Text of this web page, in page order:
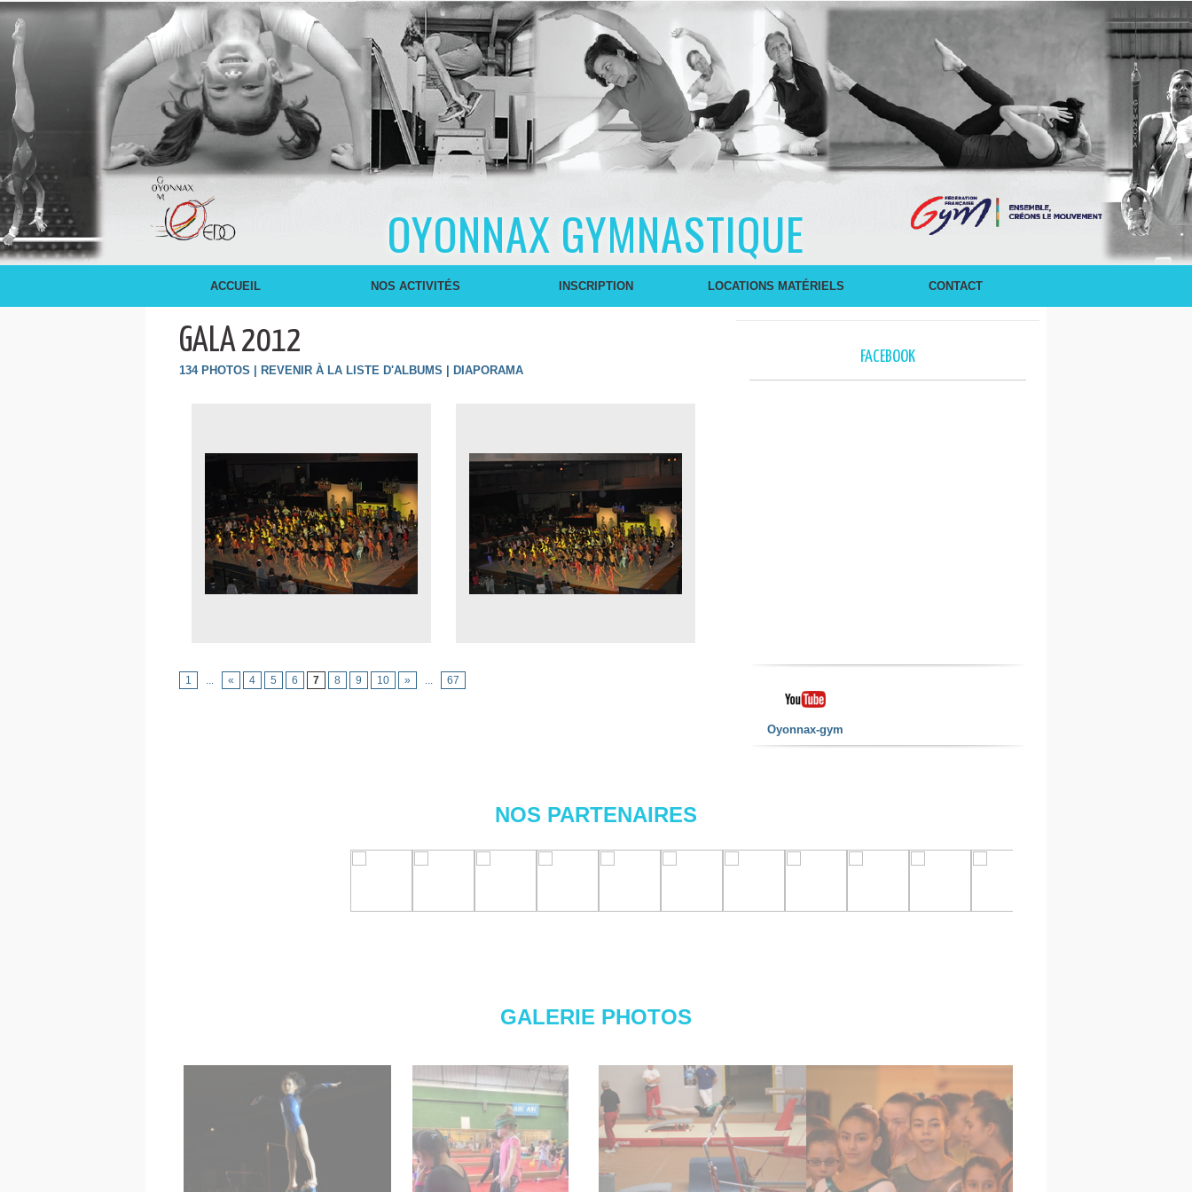
OYONNAX GYMNASTIQUE
ACCUEIL NOS ACTIVITÉS INSCRIPTION LOCATIONS MATÉRIELS CONTACT
GALA 2012
134 PHOTOS REVENIR À LA LISTE D'ALBUMS DIAPORAMA
1 ... « 4 5 6 7 8 9 10 » ... 67
FACEBOOK
Oyonnax-gym
NOS PARTENAIRES
GALERIE PHOTOS